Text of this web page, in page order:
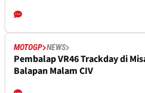
MOTOGP NEWS
Pembalap VR46 Trackday di
Balapan Malam CIV